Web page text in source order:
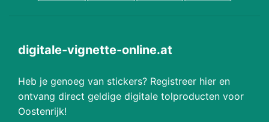
digitale-vignette-online.at
Heb je genoeg van stickers? Registreer hier en
ontvang direct geldige digitale tolproducten voor
Oostenrijk!